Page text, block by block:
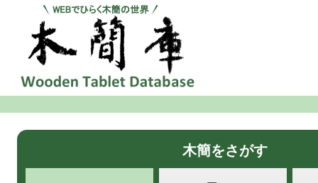
木簡をさがす